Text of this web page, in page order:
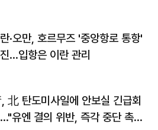
·오만, 호르무즈 '중앙항로 통항'
…입항은 이란 관리
北 탄도미사일에 안보실 긴급회
유엔 결의 위반, 즉각 중단 촉